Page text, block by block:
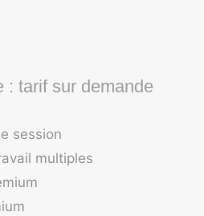
: tarif sur demande
session
multiples